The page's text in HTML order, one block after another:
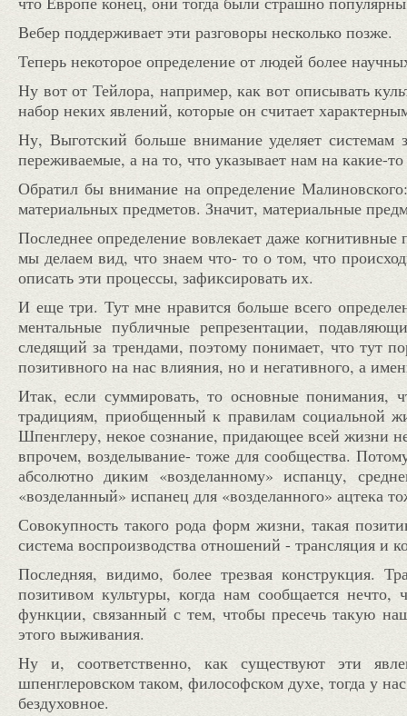
Вебер поддерживает эти разговоры несколько позже.
Теперь некоторое определение от людей более
Ну вот от Тейлора, например, как вот описывать
набор неких явлений, которые он считает
Ну, Выготский больше внимание уделяет системам
переживаемые, а на то, что указывает нам на какие-
Обратил бы внимание на определение
материальных предметов. Значит, материальные
Последнее определение вовлекает даже когнитивные
мы делаем вид, что знаем что- то о том, что
описать эти процессы, зафиксировать их.
И еще три. Тут мне нравится больше всего
ментальные публичные репрезентации,
следящий за трендами, поэтому понимает, что тут
позитивного на нас влияния, но и негативного, а
Итак, если суммировать, то основные понимания,
традициям, приобщенный к правилам социальной
Шпенглеру, некое сознание, придающее всей жизни
впрочем, возделывание- тоже для сообщества.
абсолютно диким «возделанному» испанцу,
«возделанный» испанец для «возделанного» ацтека
Совокупность такого рода форм жизни, такая
система воспроизводства отношений - трансляция и
Последняя, видимо, более трезвая конструкция.
позитивом культуры, когда нам сообщается
функции, связанный с тем, чтобы пресечь такую
этого выживания.
Ну и, соответственно, как существуют эти
шпенглеровском таком, философском духе, тогда у
бездуховное.